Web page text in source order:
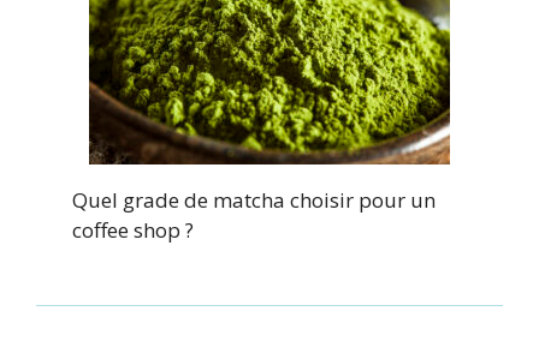
Quel grade de matcha choisir pour un
coffee shop ?